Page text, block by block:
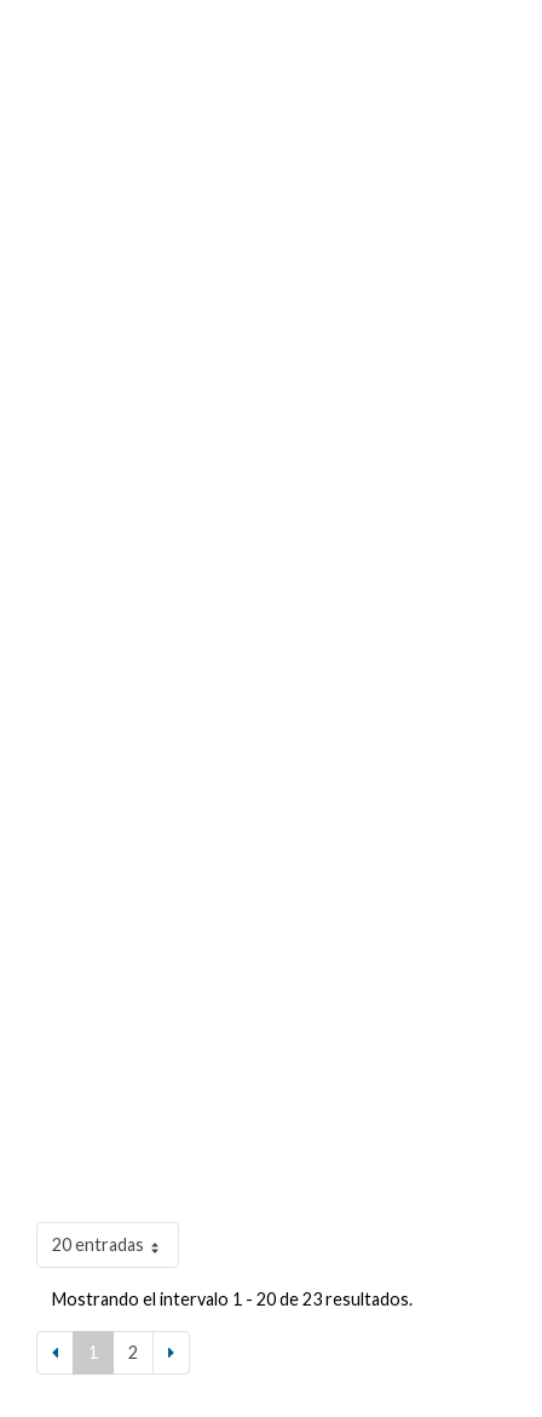
20 entradas
Mostrando el intervalo 1 - 20 de 23 resultados.
1 2